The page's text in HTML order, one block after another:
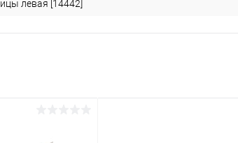
левая [14442]